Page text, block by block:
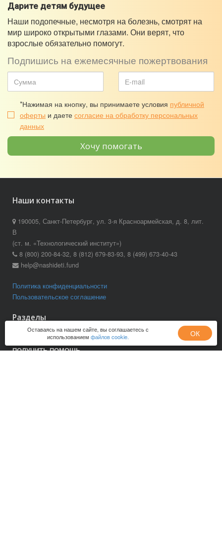
Дарите детям будущее
Наши подопечные, несмотря на болезнь, смотрят на
мир широко открытыми глазами. Они верят, что
взрослые обязательно помогут.
Подпишись на ежемесячные пожертвования
*Нажимая на кнопку, вы принимаете условия публичной
оферты и даете согласие на обработку персональных
данных
Хочу помогать
Наши контакты
190005, Санкт-Петербург, ул. 3-я Красноармейская, д. 8, лит.
В
(ст. м. «Технологический институт»)
8 (800) 200-84-32, 8 (812) 679-83-93, 8 (499) 673-40-43
help@nashideti.fund
Политика конфиденциальности
Пользовательское соглашение
Разделы
ПОЛУЧИТЬ ПОМОЩЬ
Оставаясь на нашем сайте, вы соглашаетесь с
использованием файлов cookie. ОК